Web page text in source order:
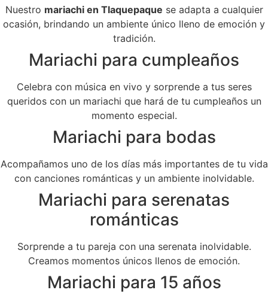
Nuestro mariachi en Tlaquepaque se adapta a cualquier
ocasión, brindando un ambiente único lleno de emoción y
tradición.
Mariachi para cumpleaños
Celebra con música en vivo y sorprende a tus seres
queridos con un mariachi que hará de tu cumpleaños un
momento especial.
Mariachi para bodas
Acompañamos uno de los días más importantes de tu vida
con canciones románticas y un ambiente inolvidable.
Mariachi para serenatas
románticas
Sorprende a tu pareja con una serenata inolvidable.
Creamos momentos únicos llenos de emoción.
Mariachi para 15 años